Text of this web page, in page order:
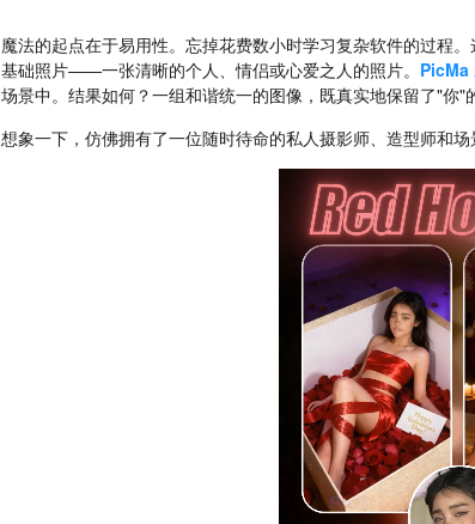
魔法的起点在于易用性。忘掉花费数小时学习复杂软件的过程
基础照片——一张清晰的个人、情侣或心爱之人的照片。 PicMa
场景中。结果如何？一组和谐统一的图像，既真实地保留了"你"
想象一下，仿佛拥有了一位随时待命的私人摄影师、造型师和